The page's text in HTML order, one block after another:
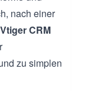
nach einer
Vtiger CRM
zu simplen